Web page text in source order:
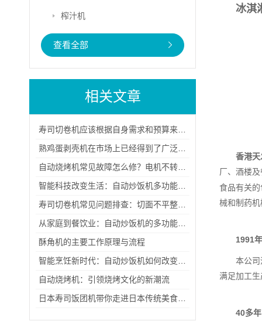
榨汁机
查看全部
相关文章
酥角机的主要工作原理与流程
自动烧烤机：引领烧烤文化的新潮流
冰淇
香港
厂、酒楼
食品有关
械和制药
1991
本公
满足加工
40多